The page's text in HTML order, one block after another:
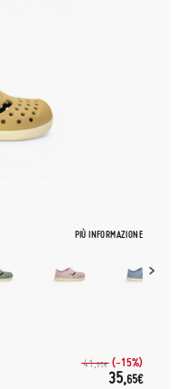
PIÙ INFORMAZIONE
41,95€ (-15%)
35,65€